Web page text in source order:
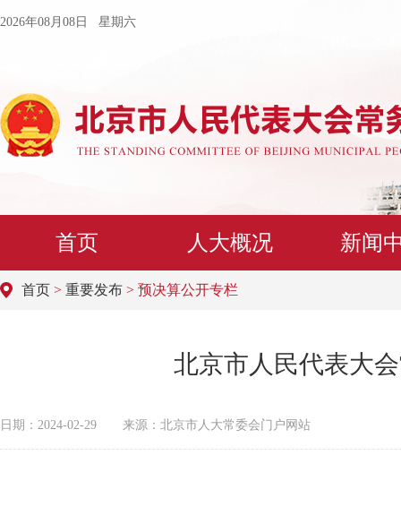
2026年08月08日 星期六
首页 人大概况 新闻
首页 > 重要发布 > 预决算公开专栏
北京市人民代表大
日期：2024-02-29 来源：北京市人大常委会门户网站